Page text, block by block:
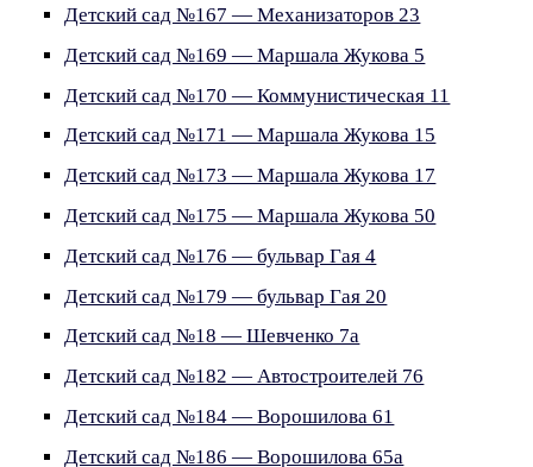
Детский сад №167 — Механизаторов 23
Детский сад №169 — Маршала Жукова 5
Детский сад №170 — Коммунистическая 11
Детский сад №171 — Маршала Жукова 15
Детский сад №173 — Маршала Жукова 17
Детский сад №175 — Маршала Жукова 50
Детский сад №176 — бульвар Гая 4
Детский сад №179 — бульвар Гая 20
Детский сад №18 — Шевченко 7а
Детский сад №182 — Автостроителей 76
Детский сад №184 — Ворошилова 61
Детский сад №186 — Ворошилова 65а